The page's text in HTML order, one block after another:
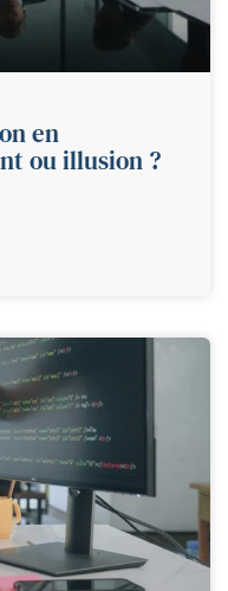
en
ou illusion ?